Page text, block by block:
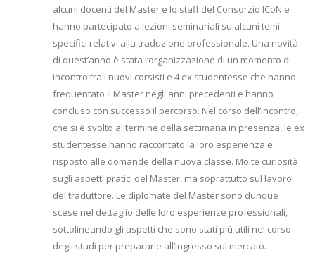
alcuni docenti del Master e lo staff del Consorzio ICoN e
hanno partecipato a lezioni seminariali su alcuni temi
specifici relativi alla traduzione professionale. Una novità
di quest’anno è stata l’organizzazione di un momento di
incontro tra i nuovi corsisti e 4 ex studentesse che hanno
frequentato il Master negli anni precedenti e hanno
concluso con successo il percorso. Nel corso dell’incontro,
che si è svolto al termine della settimana in presenza, le ex
studentesse hanno raccontato la loro esperienza e
risposto alle domande della nuova classe. Molte curiosità
sugli aspetti pratici del Master, ma soprattutto sul lavoro
del traduttore. Le diplomate del Master sono dunque
scese nel dettaglio delle loro esperienze professionali,
sottolineando gli aspetti che sono stati più utili nel corso
degli studi per prepararle all’ingresso sul mercato.